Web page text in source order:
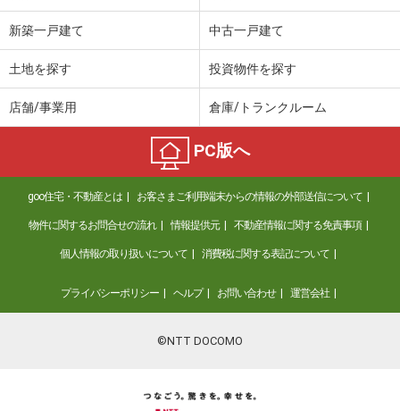
新築一戸建て 中古一戸建て
土地を探す 投資物件を探す
店舗/事業用 倉庫/トランクルーム
PC版へ
goo住宅・不動産とは お客さまご利用端末からの情報の外部送信について
物件に関するお問合せの流れ 情報提供元 不動産情報に関する免責事項
個人情報の取り扱いについて 消費税に関する表記について
プライバシーポリシー ヘルプ お問い合わせ 運営会社
©NTT DOCOMO